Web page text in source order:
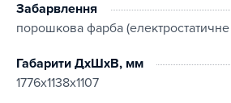
Забарвлення
порошкова фарба
Габарити ДхШхВ, мм
1776х1138х1107